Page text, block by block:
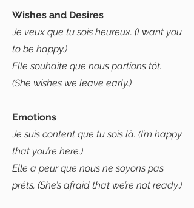
Wishes and Desires
Je veux que tu sois heureux. (I want you
to be happy.)
Elle souhaite que nous partions tôt.
(She wishes we leave early.)
Emotions
Je suis content que tu sois là. (I’m happy
that you’re here.)
Elle a peur que nous ne soyons pas
prêts. (She’s afraid that we’re not ready.)